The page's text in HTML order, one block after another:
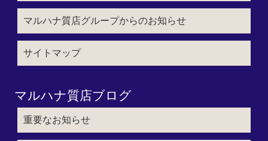
マルハナ質店グループからのお知らせ
サイトマップ
マルハナ質店ブログ
重要なお知らせ